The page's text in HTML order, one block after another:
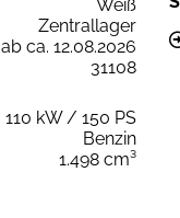
Weiß
Zentrallager
ab ca. 12.08.2026
31108
110 kW / 150 PS
Benzin
1.498 cm³